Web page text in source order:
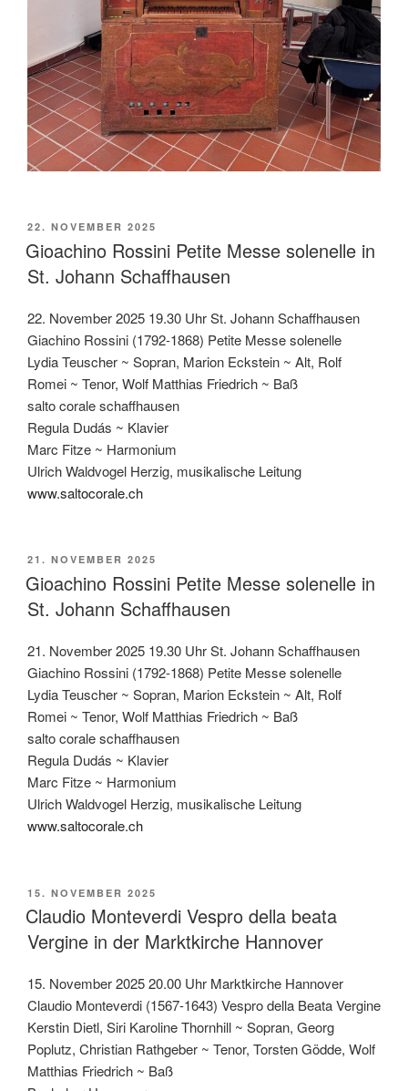
VERÖFFENTLICHT
AM
22. NOVEMBER 2025
Gioachino Rossini Petite Messe solenelle in
St. Johann Schaffhausen
22. November 2025 19.30 Uhr St. Johann Schaffhausen
Giachino Rossini (1792-1868) Petite Messe solenelle
Lydia Teuscher ~ Sopran, Marion Eckstein ~ Alt, Rolf
Romei ~ Tenor, Wolf Matthias Friedrich ~ Baß
salto corale schaffhausen
Regula Dudás ~ Klavier
Marc Fitze ~ Harmonium
Ulrich Waldvogel Herzig, musikalische Leitung
www.saltocorale.ch
VERÖFFENTLICHT
AM
21. NOVEMBER 2025
Gioachino Rossini Petite Messe solenelle in
St. Johann Schaffhausen
21. November 2025 19.30 Uhr St. Johann Schaffhausen
Giachino Rossini (1792-1868) Petite Messe solenelle
Lydia Teuscher ~ Sopran, Marion Eckstein ~ Alt, Rolf
Romei ~ Tenor, Wolf Matthias Friedrich ~ Baß
salto corale schaffhausen
Regula Dudás ~ Klavier
Marc Fitze ~ Harmonium
Ulrich Waldvogel Herzig, musikalische Leitung
www.saltocorale.ch
VERÖFFENTLICHT
AM
15. NOVEMBER 2025
Claudio Monteverdi Vespro della beata
Vergine in der Marktkirche Hannover
15. November 2025 20.00 Uhr Marktkirche Hannover
Claudio Monteverdi (1567-1643) Vespro della Beata Vergine
Kerstin Dietl, Siri Karoline Thornhill ~ Sopran, Georg
Poplutz, Christian Rathgeber ~ Tenor, Torsten Gödde, Wolf
Matthias Friedrich ~ Baß